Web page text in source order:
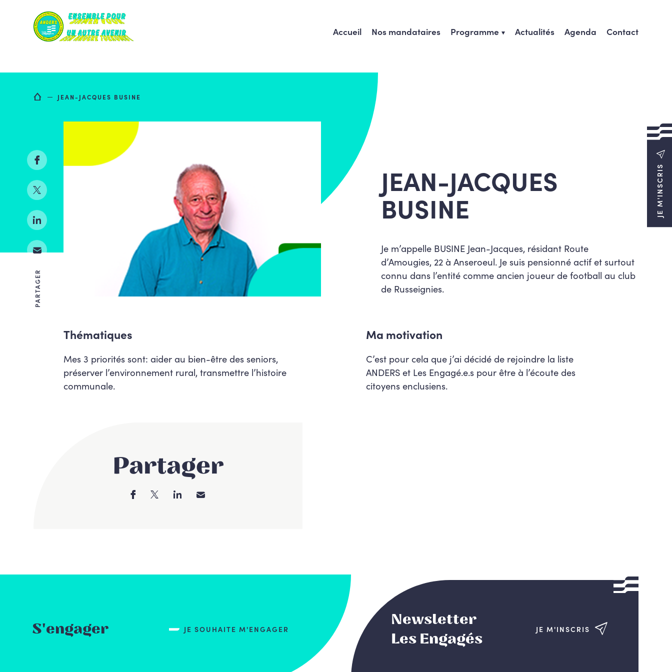
Accueil Nos mandataires Programme Actualités Agenda Contact
JE M'INSCRIS
PARTAGER
JEAN-JACQUES BUSINE
JEAN-JACQUES
BUSINE
Je m’appelle BUSINE Jean-Jacques, résidant Route
d’Amougies, 22 à Anseroeul. Je suis pensionné actif et surtout
connu dans l’entité comme ancien joueur de football au club
de Russeignies.
Thématiques
Mes 3 priorités sont: aider au bien-être des seniors,
préserver l’environnement rural, transmettre l’histoire
communale.
Ma motivation
C’est pour cela que j’ai décidé de rejoindre la liste
ANDERS et Les Engagé.e.s pour être à l’écoute des
citoyens enclusiens.
Partager
S'engager JE SOUHAITE M'ENGAGER
Newsletter
Les Engagés
JE M'INSCRIS